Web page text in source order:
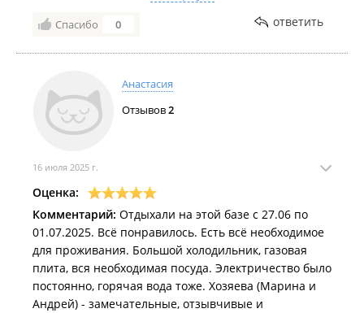
дно бухты - белый песок.
Вода прохладная, но дети с удовольствием
купались,чистый воздух, очень красивый вид бухты.
песчаные подъемы и спуски (не больше 10 км),
адреналил обещаю.
Спасибо 0 ответить
Анастасия
Отзывов2
16 июля 2025 г.
Оценка:
Комментарий: Отдыхали на этой базе с 27.06 по
01.07.2025. Всё понравилось. Есть всё необходимое
для проживания. Большой холодильник, газовая
плита, вся необходимая посуда. Электричество было
постоянно, горячая вода тоже. Хозяева (Марина и
Андрей) - замечательные, отзывчивые и